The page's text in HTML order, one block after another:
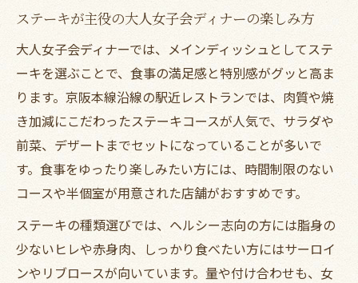
ステーキが主役の大人女子会ディナーの楽しみ方
大人女子会ディナーでは、メインディッシュとしてステ
ーキを選ぶことで、食事の満足感と特別感がグッと高ま
ります。京阪本線沿線の駅近レストランでは、肉質や焼
き加減にこだわったステーキコースが人気で、サラダや
前菜、デザートまでセットになっていることが多いで
す。食事をゆったり楽しみたい方には、時間制限のない
コースや半個室が用意された店舗がおすすめです。
ステーキの種類選びでは、ヘルシー志向の方には脂身の
少ないヒレや赤身肉、しっかり食べたい方にはサーロイ
ンやリブロースが向いています。量や付け合わせも、女